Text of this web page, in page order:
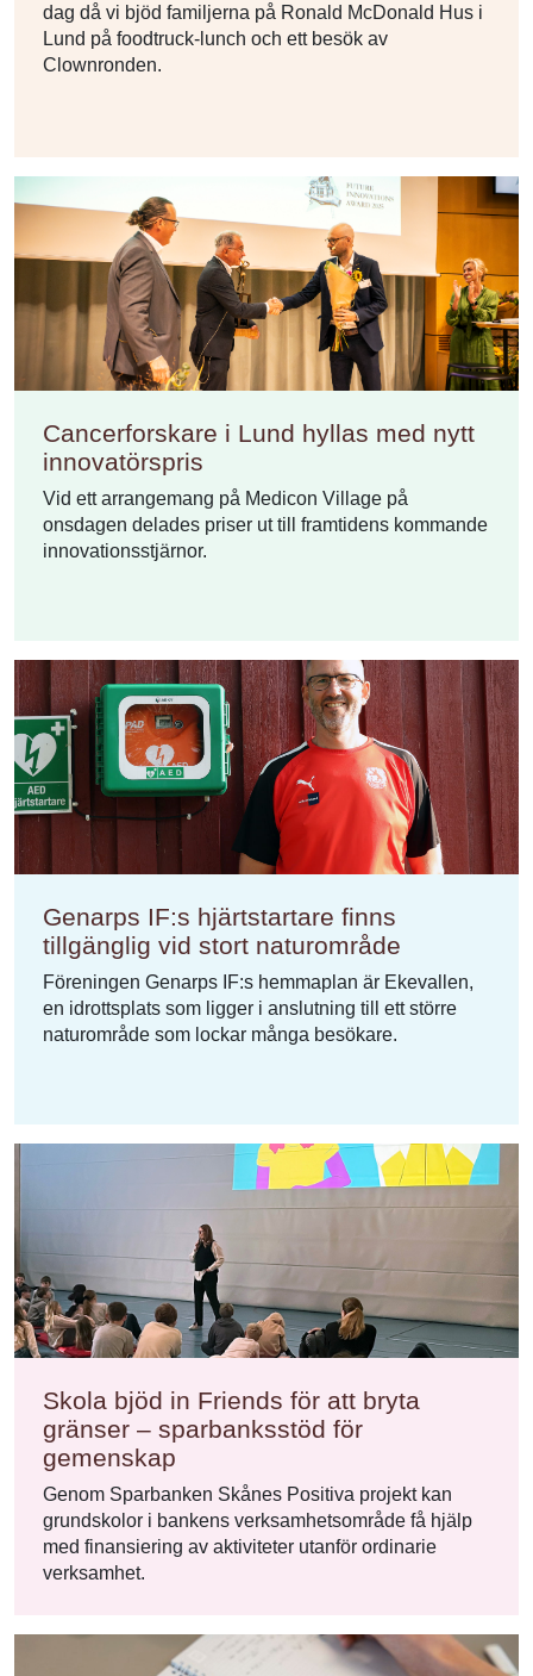
dag då vi bjöd familjerna på Ronald McDonald Hus i
Lund på foodtruck-lunch och ett besök av
Clownronden.
Cancerforskare i Lund hyllas med nytt
innovatörspris
Vid ett arrangemang på Medicon Village på
onsdagen delades priser ut till framtidens kommande
innovationsstjärnor.
Genarps IF:s hjärtstartare finns
tillgänglig vid stort naturområde
Föreningen Genarps IF:s hemmaplan är Ekevallen,
en idrottsplats som ligger i anslutning till ett större
naturområde som lockar många besökare.
Skola bjöd in Friends för att bryta
gränser – sparbanksstöd för
gemenskap
Genom Sparbanken Skånes Positiva projekt kan
grundskolor i bankens verksamhetsområde få hjälp
med finansiering av aktiviteter utanför ordinarie
verksamhet.